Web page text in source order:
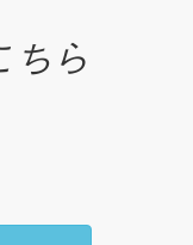
ちら